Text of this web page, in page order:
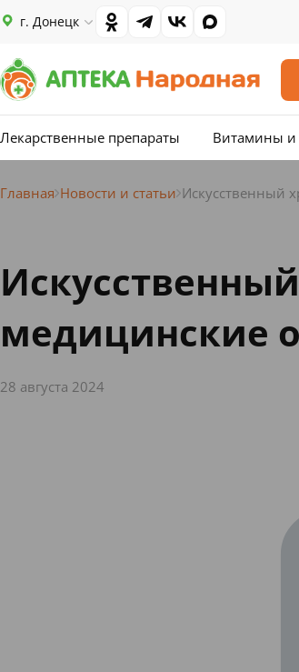
г. Донецк
Лекарственные препараты Витамины
Главная Новости и статьи Искусственный
медицинские
28 августа 2024